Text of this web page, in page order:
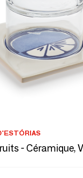
- Céramique,